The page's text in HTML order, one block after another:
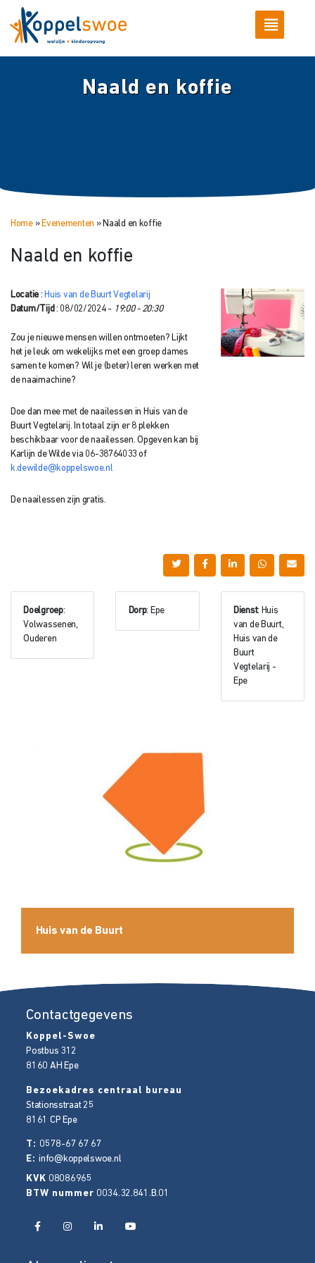
Naald en koffie
Home» Evenementen » Naald en koffie
Naald en koffie
Locatie : Huis van de Buurt Vegtelarij
Datum/Tijd : 08/02/2024 - 19:00 - 20:30
Zou je nieuwe mensen willen ontmoeten? Lijkt
het je leuk om wekelijks met een groep dames
samen te komen? Wil je (beter) leren werken met
de naaimachine?
Doe dan mee met de naailessen in Huis van de
Buurt Vegtelarij. In totaal zijn er 8 plekken
beschikbaar voor de naailessen. Opgeven kan bij
Karlijn de Wilde via 06-38764033 of
k.dewilde@koppelswoe.nl
De naailessen zijn gratis.
Doelgroep:
Volwassenen,
Ouderen
Dorp: Epe Dienst: Huis
van de Buurt,
Huis van de
Buurt
Vegtelarij -
Epe
Huis van de Buurt
Contactgegevens
Koppel-Swoe
Postbus 312
8160 AH Epe
Bezoekadres centraal bureau
Stationsstraat 25
8161 CP Epe
T: 0578-67 67 67
E:info@koppelswoe.nl
KVK 08086965
BTW nummer 0034.32.841.B.01